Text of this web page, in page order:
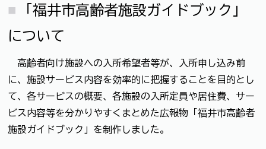
「福井市高齢者施設ガイドブック」
について
高齢者向け施設への入所希望者等が、入所申し込み前
に、施設サービス内容を効率的に把握することを目的とし
て、各サービスの概要、各施設の入所定員や居住費、サー
ビス内容等を分かりやすくまとめた広報物「福井市高齢者
施設ガイドブック」を制作しました。